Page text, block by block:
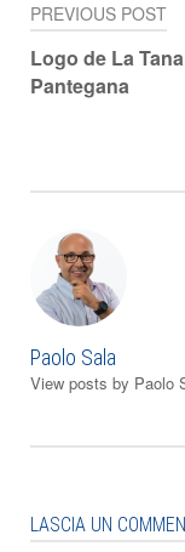
Navigazione
articoli
PREVIOUS POST
Logo de La
Pantegana
Paolo Sala
View posts by Paolo
LASCIA UN